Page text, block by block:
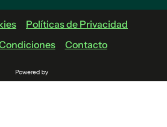
Políticas de Privacidad
Contacto